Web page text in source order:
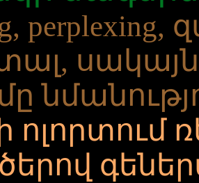
սակայն
ոլորտում